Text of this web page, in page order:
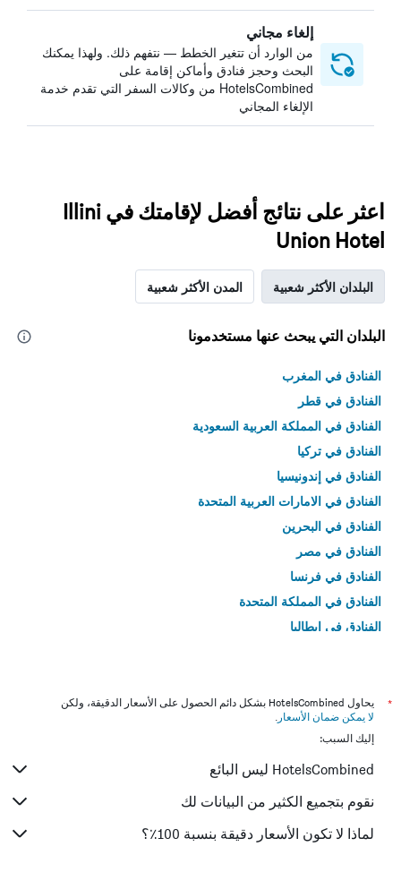
إلغاء مجاني
من الوارد أن تتغير الخطط — نتفهم ذلك. ولهذا يمكنك
البحث وحجز فنادق وأماكن إقامة على
HotelsCombined من وكالات السفر التي تقدم خدمة
الإلغاء المجاني
اعثر على نتائج أفضل لإقامتك في Illini
Union Hotel
البلدان الأكثر شعبية المدن الأكثر شعبية
البلدان التي يبحث عنها مستخدمونا
الفنادق في المغرب
الفنادق في قطر
الفنادق في المملكة العربية السعودية
الفنادق في تركيا
الفنادق في إندونيسيا
الفنادق في الامارات العربية المتحدة
الفنادق في البحرين
الفنادق في مصر
الفنادق في فرنسا
الفنادق في المملكة المتحدة
الفنادق في إيطاليا
*
يحاول HotelsCombined بشكل دائم الحصول على الأسعار الدقيقة، ولكن
لا يمكن ضمان الأسعار .
إليك السبب:
HotelsCombined ليس البائع
نقوم بتجميع الكثير من البيانات لك
لماذا لا تكون الأسعار دقيقة بنسبة 100٪؟